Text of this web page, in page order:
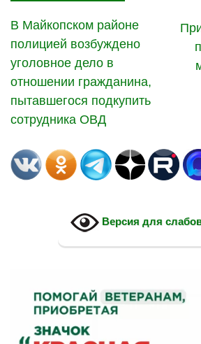
В Майкопском районе
полицией возбуждено
уголовное дело в
отношении гражданина,
пытавшегося подкупить
сотрудника ОВД
Версия для